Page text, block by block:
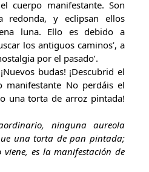
cuerpo manifestante. Son
redonda, y eclipsan ellos
luna. Ello es debido a
los antiguos caminos’, a
por el pasado’.
budas! ¡Descubrid el
manifestante No perdáis el
una torta de arroz pintada!
ninguna aureola
una torta de pan pintada;
es la manifestación de